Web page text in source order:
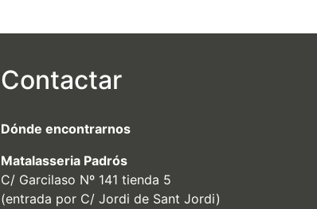
Contactar
Dónde encontrarnos
Matalasseria Padrós
C/ Garcilaso Nº 141 tienda 5
(entrada por C/ Jordi de Sant Jordi)